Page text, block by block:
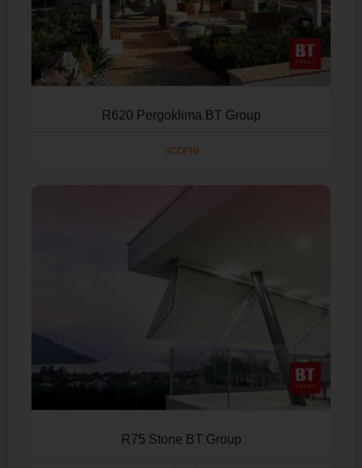
R620 Pergoklima BT Group
SCOPRI
R75 Stone BT Group